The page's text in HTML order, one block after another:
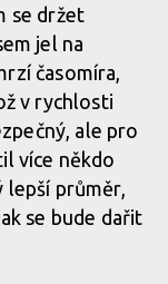
se držet
jel na
časomíra,
v rychlosti
ale pro
více někdo
lepší průměr,
se bude dařit